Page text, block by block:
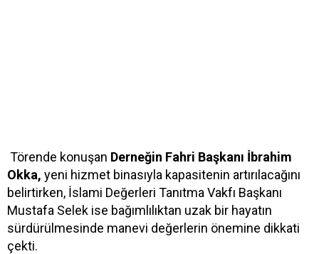
Törende konuşan Derneğin Fahri Başkanı İbrahim
Okka, yeni hizmet binasıyla kapasitenin artırılacağını
belirtirken, İslami Değerleri Tanıtma Vakfı Başkanı
Mustafa Selek ise bağımlılıktan uzak bir hayatın
sürdürülmesinde manevi değerlerin önemine dikkati
çekti.